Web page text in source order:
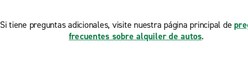
Si tiene preguntas adicionales, visite nuestra página principal de
frecuentes sobre alquiler de autos.